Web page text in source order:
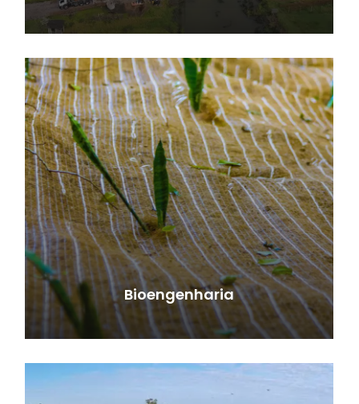
Bioengenharia